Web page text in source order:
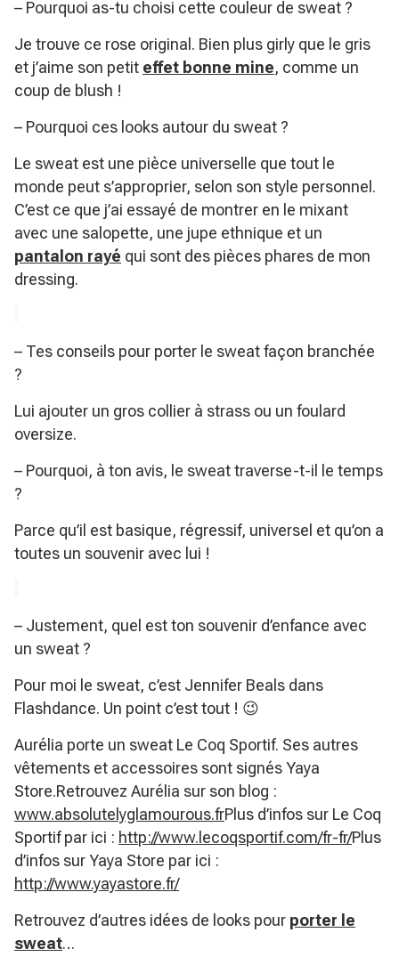
– Pourquoi as-tu choisi cette couleur de sweat ?
Je trouve ce rose original. Bien plus girly que le gris
et j’aime son petit effet bonne mine, comme un
coup de blush !
– Pourquoi ces looks autour du sweat ?
Le sweat est une pièce universelle que tout le
monde peut s’approprier, selon son style personnel.
C’est ce que j’ai essayé de montrer en le mixant
avec une salopette, une jupe ethnique et un
pantalon rayé qui sont des pièces phares de mon
dressing.
– Tes conseils pour porter le sweat façon branchée
?
Lui ajouter un gros collier à strass ou un foulard
oversize.
– Pourquoi, à ton avis, le sweat traverse-t-il le temps
?
Parce qu’il est basique, régressif, universel et qu’on a
toutes un souvenir avec lui !
– Justement, quel est ton souvenir d’enfance avec
un sweat ?
Pour moi le sweat, c’est Jennifer Beals dans
Flashdance. Un point c’est tout ! 😉
Aurélia porte un sweat Le Coq Sportif. Ses autres
vêtements et accessoires sont signés Yaya
Store.Retrouvez Aurélia sur son blog :
www.absolutelyglamourous.frPlus d’infos sur Le Coq
Sportif par ici : http://www.lecoqsportif.com/fr-fr/Plus
d’infos sur Yaya Store par ici :
http://www.yayastore.fr/
Retrouvez d’autres idées de looks pour porter le
sweat…